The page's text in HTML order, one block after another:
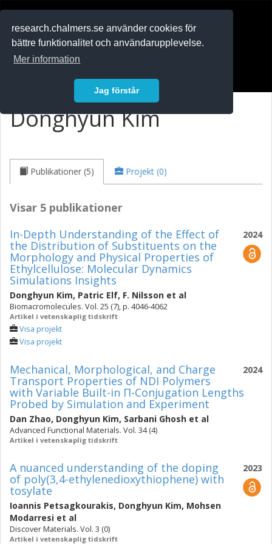
research.chalmers.se använder cookies för
bättre funktionalitet och användarupplevelse.
Mer information
Jag förstår
Donghyun Kim
Publikationer (5) Projekt (0)
Visar 5 publikationer
2024
In-Depth Understanding of the Effect of
the Distribution of Substituents on the
Morphology and Physical Properties of
Ethylcellulose: Molecular Dynamics
Simulations Insights
Donghyun Kim, Patric Elf, F. Nilsson et al
Biomacromolecules. Vol. 25 (7), p. 4046-4062
Artikel i vetenskaplig tidskrift
Visa projekt
Visa projekt
2024
Mechanical, Morphological, and Charge
Transport Properties of NDI Polymers
with Variable Built-in Π-Conjugation Lengths
Probed by Simulation and Experiment
Dan Zhao, Donghyun Kim, Sarbani Ghosh et al
Advanced Functional Materials. Vol. 34 (4)
Artikel i vetenskaplig tidskrift
2023
A nuanced understanding of the doping
of poly(3,4-ethylenedioxythiophene) with
tosylate
Ioannis Petsagkourakis, Donghyun Kim, Mohsen
Modarresi et al
Discover Materials. Vol. 3 (0)
Artikel i vetenskaplig tidskrift